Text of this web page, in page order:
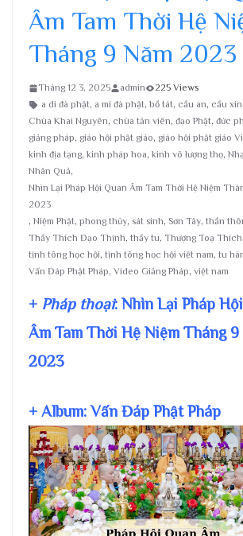
Âm Tam Thời Hệ
Tháng 9 Năm 2023
Tháng 12 3, 2025 admin
225 Views
a di đà phật, a mi đà phật, bồ tát, cầu an, cầu xin
Chùa Khai Nguyên, chùa tản viên, đạo Phật, đức
giảng pháp, giáo hội phật giáo, giáo hội phật giáo
kinh địa tạng, kinh pháp hoa, kinh vô lượng thọ,
Nhân Quả,
Nhìn Lại Pháp Hội Quan Âm Tam Thời Hệ Niệm
2023
, Niệm Phật, phong thủy, sát sinh, Sơn Tây, thần
Thầy Thích Đạo Thịnh, thầy tu, Thượng Toạ
tịnh tông học hội, tịnh tông học hội việt nam, tu
Vấn Đáp Phật Pháp, Video Giảng Pháp, việt nam
+ Pháp thoại: Nhìn Lại Pháp
Âm Tam Thời Hệ Niệm Tháng 9
2023
+ Album: Vấn Đáp Phật Pháp